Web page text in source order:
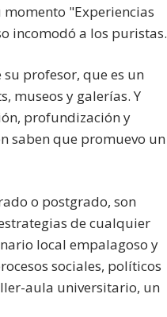
"Experiencias
incomodó a los puristas.
profesor, que es un
museos y galerías. Y
profundización y
saben que promuevo un
o postgrado, son
de cualquier
local empalagoso y
sociales, políticos
aula universitario, un